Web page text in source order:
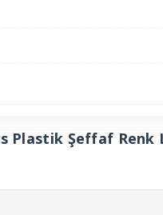
Plastik Şeffaf Renk